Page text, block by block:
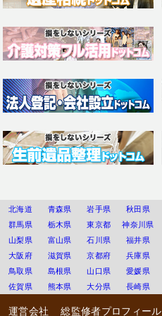
北海道 青森県 岩手県 秋田県
群馬県
栃木県 東京都 神奈川県
山梨県
富山県 石川県 福井県
大阪府
滋賀県 京都府 兵庫県
鳥取県
島根県 山口県 愛媛県
佐賀県
熊本県 大分県 長崎県
運営会社 総監修者プロフィール